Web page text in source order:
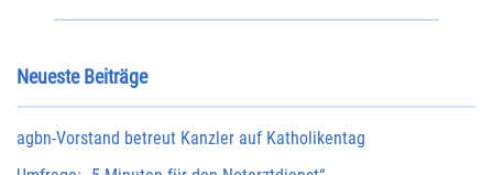
Neueste Beiträge
agbn-Vorstand betreut Kanzler auf Katholikentag